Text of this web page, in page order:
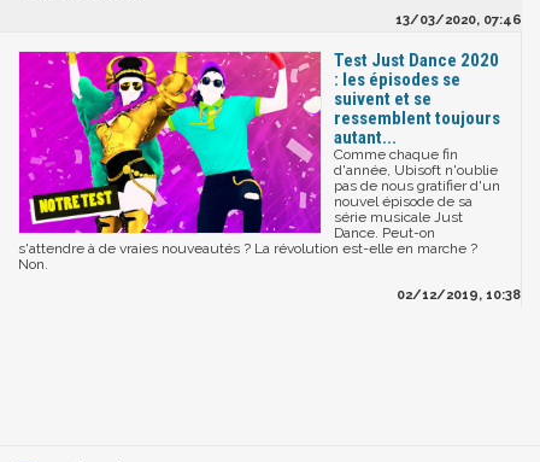
13/03/2020, 07:46
Test Just Dance 2020
: les épisodes se
suivent et se
ressemblent toujours
autant...
Comme chaque fin
d'année, Ubisoft n'oublie
pas de nous gratifier d'un
nouvel épisode de sa
série musicale Just
Dance. Peut-on
s'attendre à de vraies nouveautés ? La révolution est-elle en marche ?
Non.
02/12/2019, 10:38